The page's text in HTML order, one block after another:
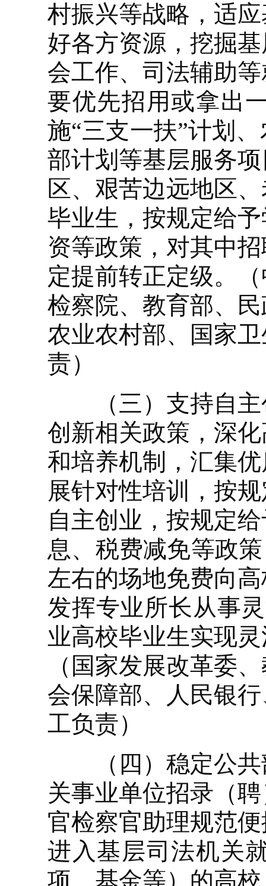
村振兴等战略，适
好各方资源，挖掘
会工作、司法辅助
要优先招用或拿出
施“三支一扶”计划
部计划等基层服务
区、艰苦边远地区
毕业生，按规定给
资等政策，对其中
定提前转正定级。
检察院、教育部、
农业农村部、国家
责）
（三）支持自主
创新相关政策，深
和培养机制，汇集
展针对性培训，按
自主创业，按规定
息、税费减免等政
左右的场地免费向
发挥专业所长从事
业高校毕业生实现
（国家发展改革委
会保障部、人民银
工负责）
（四）稳定公共
关事业单位招录（
官检察官助理规范
进入基层司法机关
项、基金等）的高